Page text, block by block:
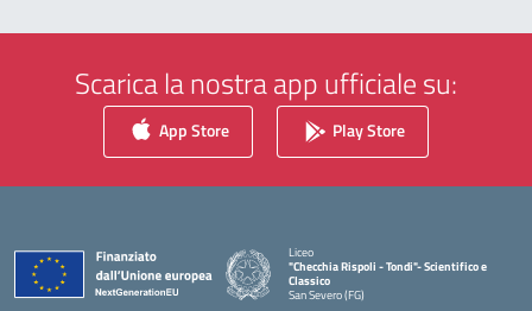
Scarica la nostra app ufficiale su:
App Store Play Store
Liceo
"Checchia Rispoli - Tondi"- Scientifico e
Classico
San Severo (FG)